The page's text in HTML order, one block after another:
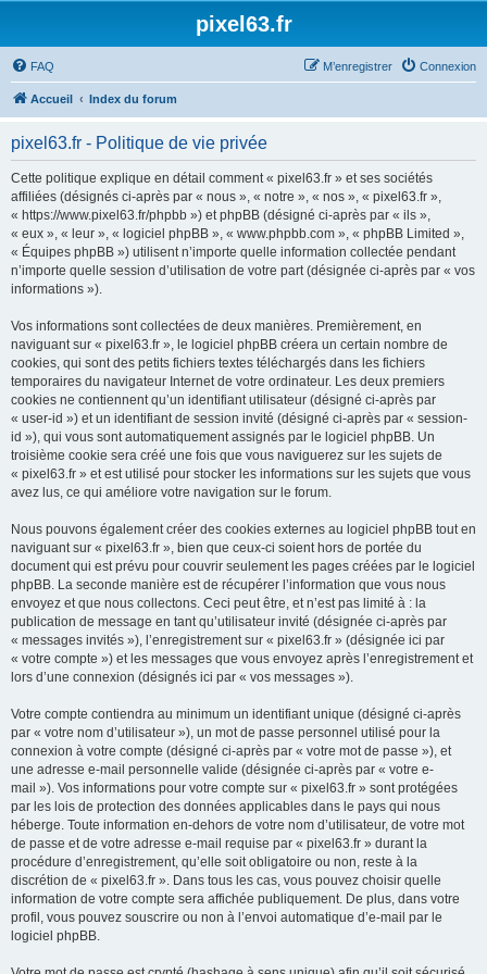
pixel63.fr
FAQ Connexion
M’enregistrer
Accueil Index du forum
pixel63.fr - Politique de vie privée
Cette politique explique en détail comment « pixel63.fr » et ses sociétés
affiliées (désignés ci-après par « nous », « notre », « nos », « pixel63.fr »,
« https://www.pixel63.fr/phpbb ») et phpBB (désigné ci-après par « ils »,
« eux », « leur », « logiciel phpBB », « www.phpbb.com », « phpBB Limited »,
« Équipes phpBB ») utilisent n’importe quelle information collectée pendant
n’importe quelle session d’utilisation de votre part (désignée ci-après par « vos
informations »).
Vos informations sont collectées de deux manières. Premièrement, en
naviguant sur « pixel63.fr », le logiciel phpBB créera un certain nombre de
cookies, qui sont des petits fichiers textes téléchargés dans les fichiers
temporaires du navigateur Internet de votre ordinateur. Les deux premiers
cookies ne contiennent qu’un identifiant utilisateur (désigné ci-après par
« user-id ») et un identifiant de session invité (désigné ci-après par « session-
id »), qui vous sont automatiquement assignés par le logiciel phpBB. Un
troisième cookie sera créé une fois que vous naviguerez sur les sujets de
« pixel63.fr » et est utilisé pour stocker les informations sur les sujets que vous
avez lus, ce qui améliore votre navigation sur le forum.
Nous pouvons également créer des cookies externes au logiciel phpBB tout en
naviguant sur « pixel63.fr », bien que ceux-ci soient hors de portée du
document qui est prévu pour couvrir seulement les pages créées par le logiciel
phpBB. La seconde manière est de récupérer l’information que vous nous
envoyez et que nous collectons. Ceci peut être, et n’est pas limité à : la
publication de message en tant qu’utilisateur invité (désignée ci-après par
« messages invités »), l’enregistrement sur « pixel63.fr » (désignée ici par
« votre compte ») et les messages que vous envoyez après l’enregistrement et
lors d’une connexion (désignés ici par « vos messages »).
Votre compte contiendra au minimum un identifiant unique (désigné ci-après
par « votre nom d’utilisateur »), un mot de passe personnel utilisé pour la
connexion à votre compte (désigné ci-après par « votre mot de passe »), et
une adresse e-mail personnelle valide (désignée ci-après par « votre e-
mail »). Vos informations pour votre compte sur « pixel63.fr » sont protégées
par les lois de protection des données applicables dans le pays qui nous
héberge. Toute information en-dehors de votre nom d’utilisateur, de votre mot
de passe et de votre adresse e-mail requise par « pixel63.fr » durant la
procédure d’enregistrement, qu’elle soit obligatoire ou non, reste à la
discrétion de « pixel63.fr ». Dans tous les cas, vous pouvez choisir quelle
information de votre compte sera affichée publiquement. De plus, dans votre
profil, vous pouvez souscrire ou non à l’envoi automatique d’e-mail par le
logiciel phpBB.